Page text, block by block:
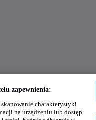
zapewnienia:
charakterystyki
na urządzeniu lub dostęp